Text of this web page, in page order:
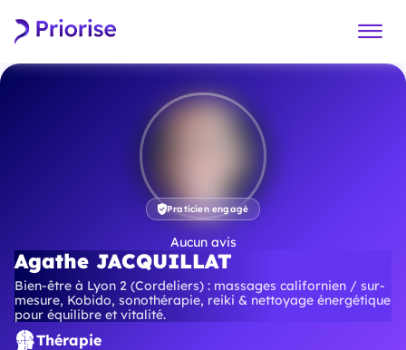
Praticien engagé
Aucun avis
Agathe JACQUILLAT
Bien-être à Lyon 2 (Cordeliers) : massages californien / sur-
mesure, Kobido, sonothérapie, reiki & nettoyage énergétique
pour équilibre et vitalité.
Thérapie